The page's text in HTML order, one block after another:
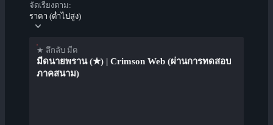
จัดเรียงตาม:
ราคา (ต่ำไปสูง)
★ ลึกลับ มีด
มีดนายพราน (★) | Crimson Web (ผ่านการทดสอบ
ภาคสนาม)